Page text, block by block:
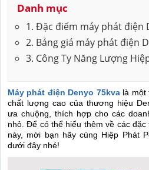
Danh mục
1. Đặc điểm máy phát điện
2. Bảng giá máy phát điện
3. Công Ty Năng Lượng
Máy phát điện Denyo 75kva là một
chất lượng cao của thương hiệu
ưa chuộng, thích hợp cho các
nhỏ. Để có thể hiểu thêm về các
này, mời bạn hãy cùng Hiệp Phát
dưới đây nhé!